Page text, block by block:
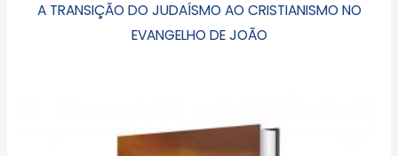
A TRANSIÇÃO DO JUDAÍSMO AO CRISTIANISMO NO
EVANGELHO DE JOÃO